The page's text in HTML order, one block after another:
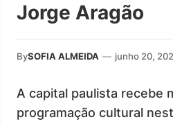
Jorge Aragão
BySOFIA ALMEIDA — junho 20,
A capital paulista recebe
programação cultural